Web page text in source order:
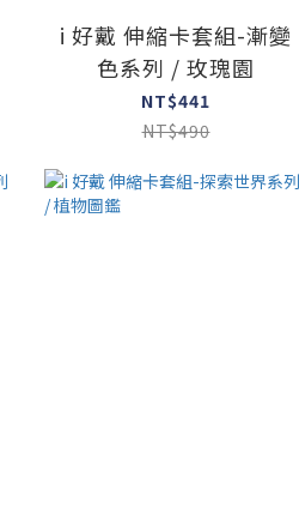
i 好戴 伸縮卡套組-漸變
色系列 / 玫瑰園
NT$441
NT$490